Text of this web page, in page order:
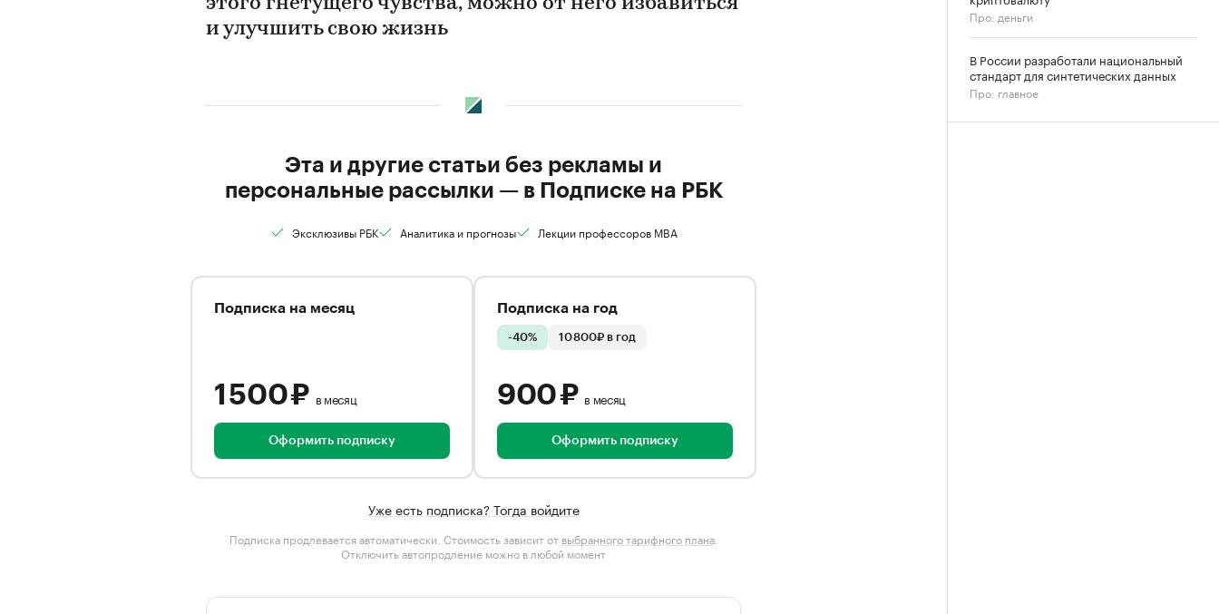
и улучшить свою жизнь
Эта и другие статьи без рекламы и
персональные рассылки — в Подписке на РБК
Эксклюзивы РБК Аналитика и прогнозы Лекции профессоров MBA
Подписка на месяц
1 500 ₽ в месяц
Оформить подписку
Подписка на год
-40% 10 800₽ в год
900 ₽ в месяц
Оформить подписку
Уже есть подписка? Тогда войдите
Подписка продлевается автоматически. Стоимость зависит от выбранного тарифного плана.
Отключить автопродление можно в любой момент
Про: деньги
В России разработали национальный
стандарт для синтетических данных
Про: главное